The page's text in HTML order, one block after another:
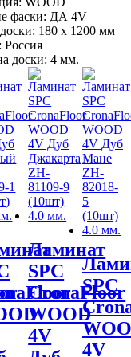
фаски: ДА 4V
180 х 1200 мм
Россия
доски: 4 мм.
Ламинат
SPC
CronaFloor
WOOD
4V
SPC
4V